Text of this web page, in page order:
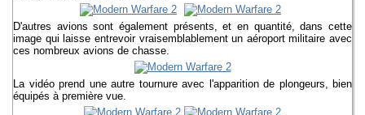
D'autres avions sont également présents, et en quantité, dans cette
image qui laisse entrevoir vraisemblablement un aéroport militaire avec
ces nombreux avions de chasse.
La vidéo prend une autre tournure avec l'apparition de plongeurs, bien
équipés à première vue.